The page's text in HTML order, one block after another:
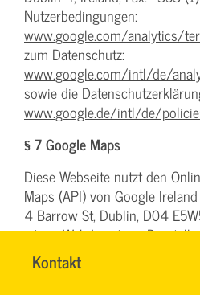
Kontakt
SYBILLE
Name*
Nutzerbedingungen:
www.google.com/analytics/
zum Datenschutz:
www.google.com/intl/de/
sowie die
www.google.de/intl/de/
§ 7 Google Maps
Diese Webseite nutzt den
Maps (API) von Google
4 Barrow St, Dublin, D04
ist ein Webdienst zur
Land-Karten, um
darzustellen.